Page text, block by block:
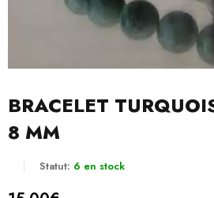
BRACELET
8 MM
Statut: 6 en stock